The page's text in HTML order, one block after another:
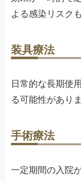
よる感染リスク
装具療法
日常的な長期使
る可能性がありま
手術療法
一定期間の入院